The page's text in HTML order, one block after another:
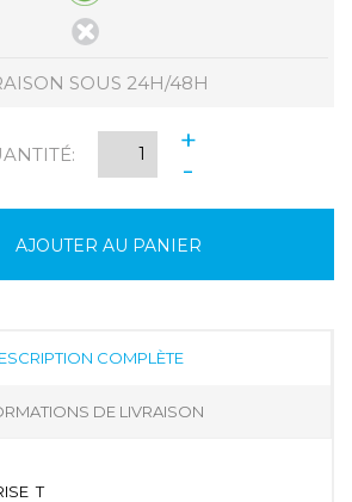
SOUS 24H/48H
+
-
AJOUTER AU PANIER
COMPLÈTE
DE LIVRAISON
T